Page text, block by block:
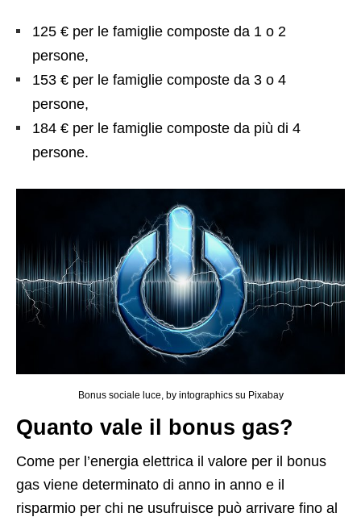
125 € per le famiglie composte da 1 o 2
persone,
153 € per le famiglie composte da 3 o 4
persone,
184 € per le famiglie composte da più di 4
persone.
Bonus sociale luce, by intographics su Pixabay
Quanto vale il bonus gas?
Come per l’energia elettrica il valore per il bonus
gas viene determinato di anno in anno e il
risparmio per chi ne usufruisce può arrivare fino al